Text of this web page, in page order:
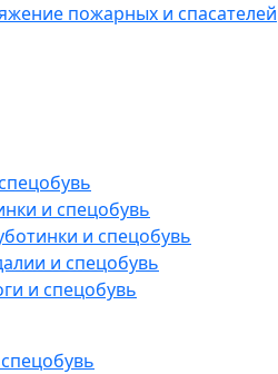
пожарных и спасателей
и спецобувь
и спецобувь
и спецобувь
и спецобувь